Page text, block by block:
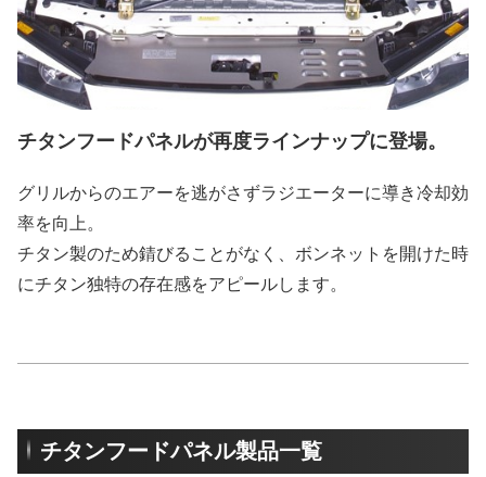
チタンフードパネルが再度ラインナップに登場。
グリルからのエアーを逃がさずラジエーターに導き冷却効
率を向上。
チタン製のため錆びることがなく、ボンネットを開けた時
にチタン独特の存在感をアピールします。
チタンフードパネル製品一覧